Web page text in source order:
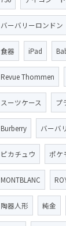
バーバリーロンドン
食器 iPad
Revue Thommen
スーツケース プ
Burberry バーバ
ピカチュウ ポケ
MONTBLANC
陶器人形 純金